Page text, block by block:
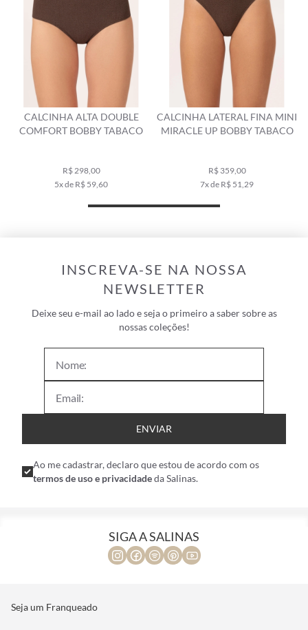
CALCINHA ALTA DOUBLE
COMFORT BOBBY TABACO
R$ 298,00
5x de R$ 59,60
CALCINHA LATERAL FINA MINI
MIRACLE UP BOBBY TABACO
R$ 359,00
7x de R$ 51,29
INSCREVA-SE NA NOSSA
NEWSLETTER
Deixe seu e-mail ao lado e seja o primeiro a saber sobre as
nossas coleções!
ENVIAR
Ao me cadastrar, declaro que estou de acordo com os
termos de uso e privacidadeda Salinas.
SIGA A SALINAS
Seja um Franqueado